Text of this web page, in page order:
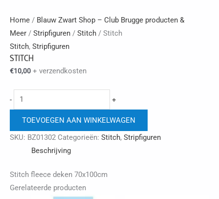
Home / Blauw Zwart Shop – Club Brugge producten &
Meer / Stripfiguren / Stitch / Stitch
Stitch, Stripfiguren
STITCH
€10,00 + verzendkosten
-
Stitch
aantal
+
TOEVOEGEN AAN WINKELWAGEN
SKU: BZ01302 Categorieën: Stitch, Stripfiguren
Beschrijving
Stitch fleece deken 70x100cm
Gerelateerde producten